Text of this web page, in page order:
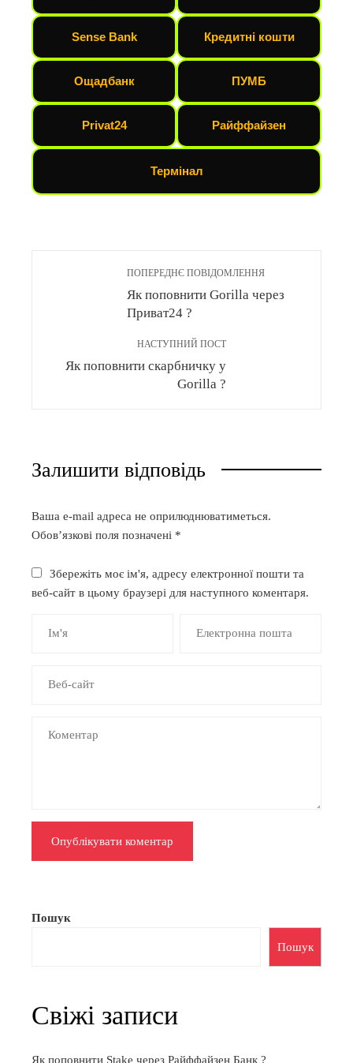
Sense Bank Кредитні кошти
Ощадбанк ПУМБ
Privat24 Райффайзен
Термінал
ПОПЕРЕДНЄ ПОВІДОМЛЕННЯ
Як поповнити Gorilla через
Приват24 ?
НАСТУПНИЙ ПОСТ
Як поповнити скарбничку у
Gorilla ?
Залишити відповідь
Ваша e-mail адреса не оприлюднюватиметься.
Обов’язкові поля позначені *
Збережіть моє ім'я, адресу електронної пошти та
веб-сайт в цьому браузері для наступного коментаря.
Пошук
Пошук
Свіжі записи
Як поповнити Stake через Райффайзен Банк ?